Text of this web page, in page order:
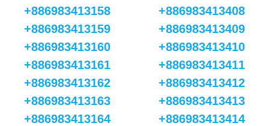
+886983413158
+886983413159
+886983413160
+886983413161
+886983413162
+886983413163
+886983413164
+886983413408
+886983413409
+886983413410
+886983413411
+886983413412
+886983413413
+886983413414